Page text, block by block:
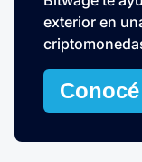
exterior en